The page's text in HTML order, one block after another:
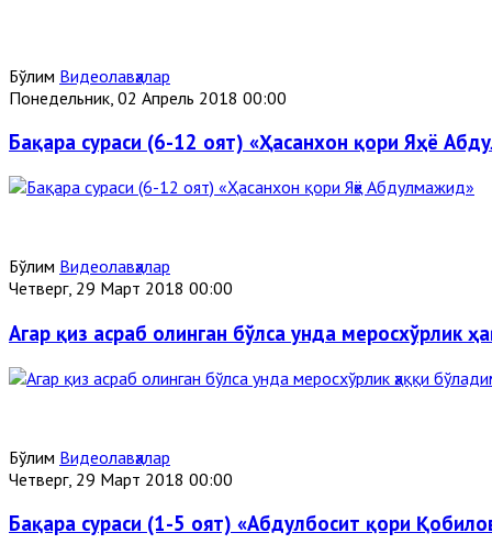
Бўлим Видеолавҳалар
Понедельник, 02 Апрель 2018 00:00
Бақара сураси (6-12 оят) «Ҳасанхон қори Яҳё
Бўлим Видеолавҳалар
Четверг, 29 Март 2018 00:00
Агар қиз асраб олинган бўлса унда меросхўрлик
Бўлим Видеолавҳалар
Четверг, 29 Март 2018 00:00
Бақара сураси (1-5 оят) «Абдулбосит қори